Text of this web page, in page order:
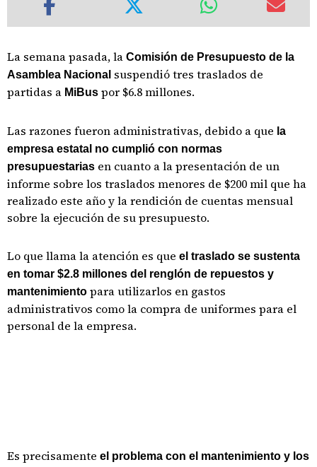
La semana pasada, la Comisión de Presupuesto de la
Asamblea Nacional suspendió tres traslados de
partidas a MiBus por $6.8 millones.
Las razones fueron administrativas, debido a que la
empresa estatal no cumplió con normas
presupuestarias en cuanto a la presentación de un
informe sobre los traslados menores de $200 mil que ha
realizado este año y la rendición de cuentas mensual
sobre la ejecución de su presupuesto.
Lo que llama la atención es que el traslado se sustenta
en tomar $2.8 millones del renglón de repuestos y
mantenimiento para utilizarlos en gastos
administrativos como la compra de uniformes para el
personal de la empresa.
Es precisamente el problema con el mantenimiento y los